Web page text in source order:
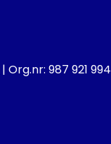
| Org.nr: 987 921 994